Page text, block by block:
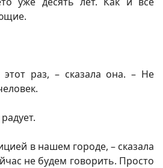
раз, – сказала она. – Не
в нашем городе, – сказала
не будем говорить. Просто